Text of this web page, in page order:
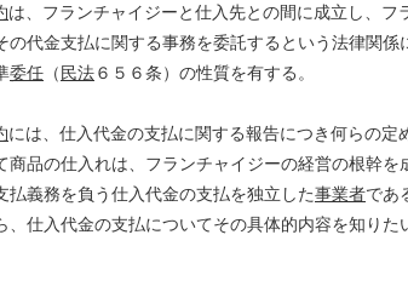
は、フランチャイジーと仕入先との間に成立し、フ
の代金支払に関する事務を委託するという法律関係
委任 （民法６５６条）の性質を有する。
には、仕入代金の支払に関する報告につき何らの定
商品の仕入れは、フランチャイジーの経営の根幹を
払義務を負う仕入代金の支払を独立した事業者であ
、仕入代金の支払についてその具体的内容を知りた